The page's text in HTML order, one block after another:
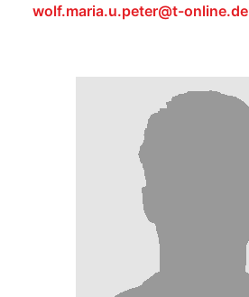
wolf.maria.u.peter@t-online.de